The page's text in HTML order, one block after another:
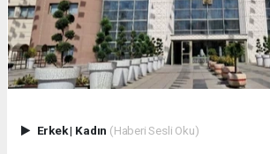
Erkek| Kadın (Haberi Sesli Oku)